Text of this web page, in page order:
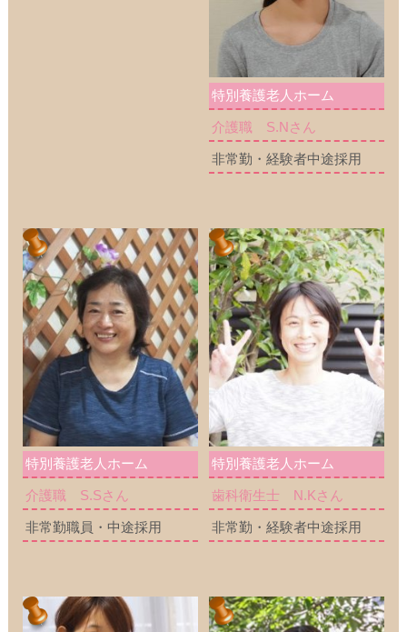
特別養護老人ホーム
介護職 S.Nさん
非常勤・経験者中途採用
特別養護老人ホーム
介護職 S.Sさん
非常勤職員・中途採用
特別養護老人ホーム
歯科衛生士 N.Kさん
非常勤・経験者中途採用